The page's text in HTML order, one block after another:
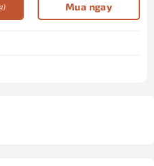
Mua ngay